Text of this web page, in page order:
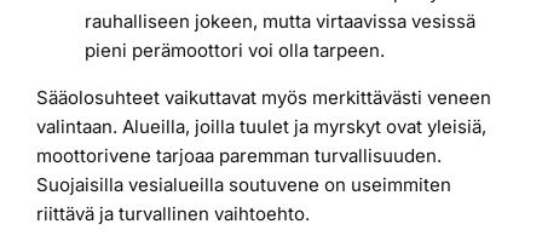
rauhalliseen jokeen, mutta virtaavissa vesissä
pieni perämoottori voi olla tarpeen.
Sääolosuhteet vaikuttavat myös merkittävästi veneen
valintaan. Alueilla, joilla tuulet ja myrskyt ovat yleisiä,
moottorivene tarjoaa paremman turvallisuuden.
Suojaisilla vesialueilla soutuvene on useimmiten
riittävä ja turvallinen vaihtoehto.